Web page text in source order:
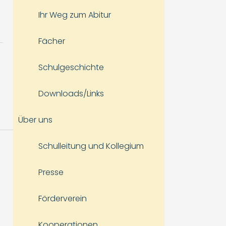
Ihr Weg zum Abitur
Fächer
Schulgeschichte
Downloads/Links
Über uns
Schulleitung und Kollegium
Presse
Förderverein